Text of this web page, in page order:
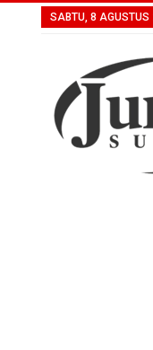
SABTU, 8 AGUSTUS